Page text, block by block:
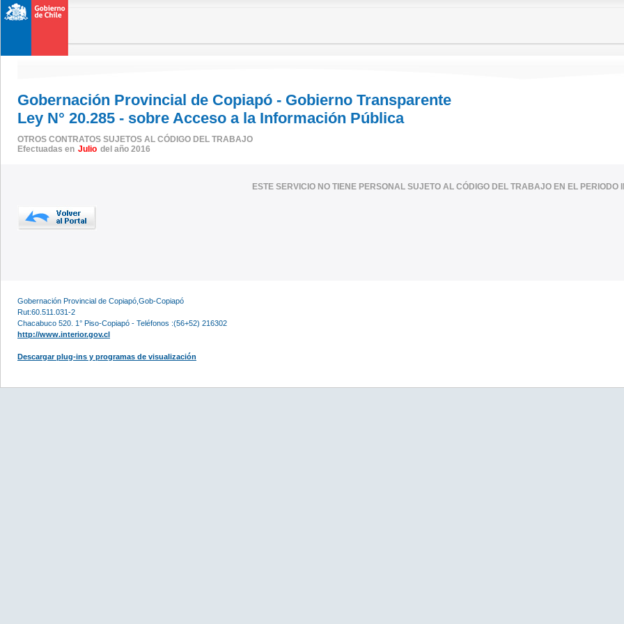
Gobernación Provincial de Copiapó - Gobierno Transparente
Ley N° 20.285 - sobre Acceso a la Información Pública
OTROS CONTRATOS SUJETOS AL CÓDIGO DEL TRABAJO
Efectuadas en Julio del año 2016
ESTE SERVICIO NO TIENE PERSONAL SUJETO AL CÓDIGO DEL TRABAJO EN EL PERIODO
Gobernación Provincial de Copiapó,Gob-Copiapó
Rut:60.511.031-2
Chacabuco 520. 1° Piso-Copiapó - Teléfonos :(56+52) 216302
http://www.interior.gov.cl
Descargar plug-ins y programas de visualización